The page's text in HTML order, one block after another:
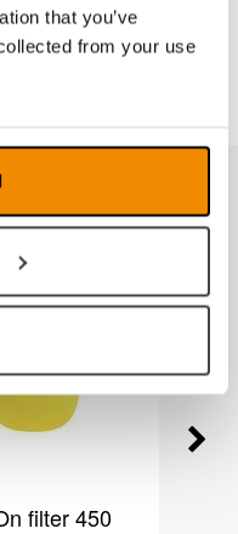
that you’ve
from your use
kategori
filter 450